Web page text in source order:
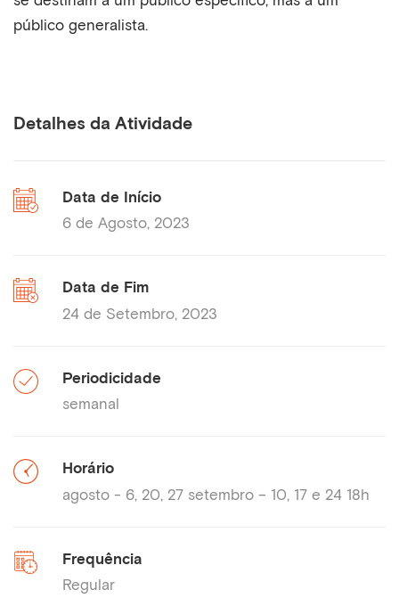
público generalista.
Detalhes da Atividade
Data de Início
6 de Agosto, 2023
Data de Fim
24 de Setembro, 2023
Periodicidade
semanal
Horário
agosto - 6, 20, 27 setembro – 10, 17 e 24 18h
Frequência
Regular